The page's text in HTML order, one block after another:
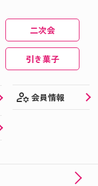
工夫♪
ルギフト特集
のお酒やお菓
しもう♪
二次会
引き菓子
manage_accounts 会員情報